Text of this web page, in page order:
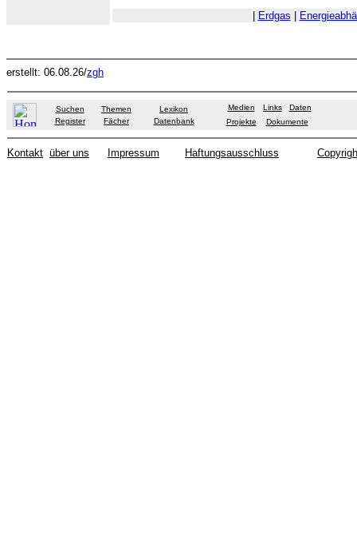
Erdgas
erstellt: 06.08.26/zgh
Suchen Themen
Lexikon
Register
Fächer Datenbank
Medien Links
Daten
Projekte
Dokumente
Kontakt über uns Impressum Haftungsausschluss